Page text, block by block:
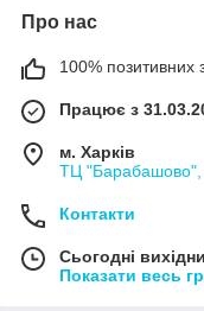
Про нас
100% позитивних
Працює з
м. Харків
ТЦ "Барабашово",
Контакти
Сьогодні
Показати весь